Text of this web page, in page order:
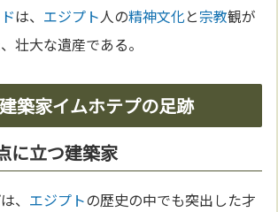
は、 エジプト人の精神文化と宗教観が
壮大な遺産である。
築家イムホテプの足跡
に立つ建築家
、 エジプトの歴史の中でも突出した才